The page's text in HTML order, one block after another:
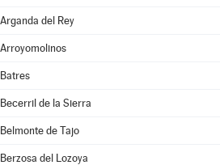
Arganda del Rey
Arroyomolinos
Batres
Becerril de la Sierra
Belmonte de Tajo
Berzosa del Lozoya